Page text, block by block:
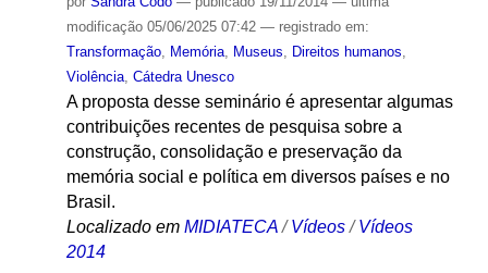
modificação05/06/2025 07:42 — registrado em:
Transformação, Memória, Museus, Direitos humanos,
Violência, Cátedra Unesco
A proposta desse seminário é apresentar algumas
contribuições recentes de pesquisa sobre a
construção, consolidação e preservação da
memória social e política em diversos países e no
Brasil.
Localizado em MIDIATECA /Vídeos /Vídeos
2014